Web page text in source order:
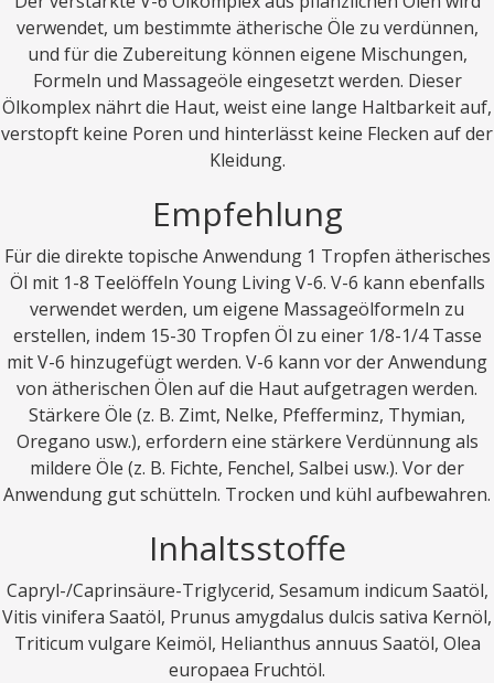
verwendet, um bestimmte ätherische Öle zu verdünnen,
und für die Zubereitung können eigene Mischungen,
Formeln und Massageöle eingesetzt werden. Dieser
Ölkomplex nährt die Haut, weist eine lange Haltbarkeit auf,
verstopft keine Poren und hinterlässt keine Flecken auf der
Kleidung.
Empfehlung
Für die direkte topische Anwendung 1 Tropfen ätherisches
Öl mit 1-8 Teelöffeln Young Living V-6. V-6 kann ebenfalls
verwendet werden, um eigene Massageölformeln zu
erstellen, indem 15-30 Tropfen Öl zu einer 1/8-1/4 Tasse
mit V-6 hinzugefügt werden. V-6 kann vor der Anwendung
von ätherischen Ölen auf die Haut aufgetragen werden.
Stärkere Öle (z. B. Zimt, Nelke, Pfefferminz, Thymian,
Oregano usw.), erfordern eine stärkere Verdünnung als
mildere Öle (z. B. Fichte, Fenchel, Salbei usw.). Vor der
Anwendung gut schütteln. Trocken und kühl aufbewahren.
Inhaltsstoffe
Capryl-/Caprinsäure-Triglycerid, Sesamum indicum Saatöl,
Vitis vinifera Saatöl, Prunus amygdalus dulcis sativa Kernöl,
Triticum vulgare Keimöl, Helianthus annuus Saatöl, Olea
europaea Fruchtöl.